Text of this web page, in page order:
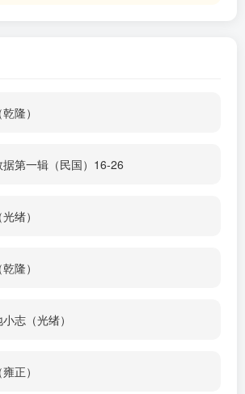
隆）
第一辑（民国）16-26
绪）
隆）
志（光绪）
正）